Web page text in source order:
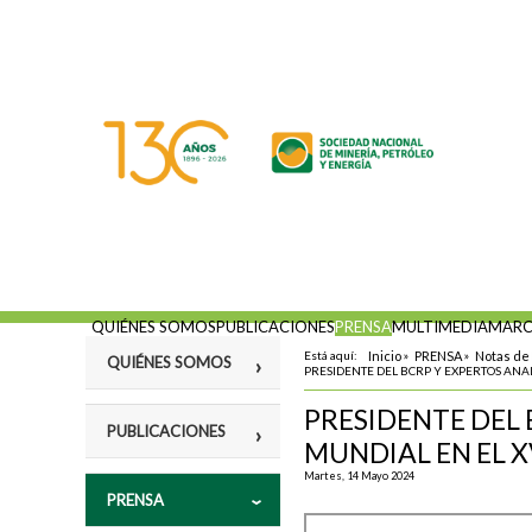
QUIÉNES SOMOSPUBLICACIONESPRENSAMULTIMEDIA
QUIÉNES SOMOS
Fines
Estatutos
PUBLICACIONES
vulneración a los
Derechos
PRENSA
Está aquí: Inicio» PRENSA» Notas de
PRESIDENTE DEL BCRP Y EXPERTOS
PRESIDENTE
MUNDIAL EN EL
Martes, 14 Mayo 2024